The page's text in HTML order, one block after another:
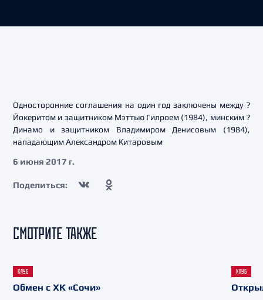
Односторонние соглашения на один год заключены между ?
Йокеритом и защитником Мэттью Гилроем (1984), минским ?
Динамо и защитником Владимиром Денисовым (1984),
нападающим Александром Китаровым
6 июня 2017 г.
Поделиться:
СМОТРИТЕ ТАКЖЕ
КЛУБ
Обмен с ХК «Сочи»
КЛУБ